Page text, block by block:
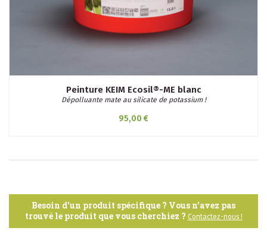
Peinture KEIM Ecosil®-ME blanc
Dépolluante mate au silicate de potassium !
95,00 €
Besoin d'un produit spécifique ? Vous n’avez pas
trouvé le produit que vous cherchiez ? Contactez-nous !